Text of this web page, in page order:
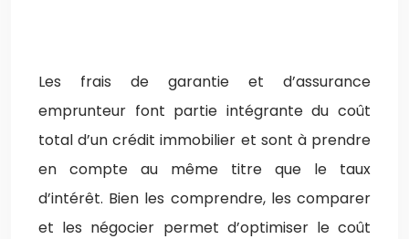
Les frais de garantie et d’assurance
emprunteur font partie intégrante du coût
total d’un crédit immobilier et sont à prendre
en compte au même titre que le taux
d’intérêt. Bien les comprendre, les comparer
et les négocier permet d’optimiser le coût